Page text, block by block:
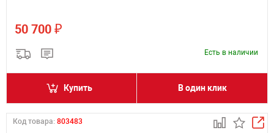
50 700 ₽
Есть в наличии
Купить В один клик
Код товара: 803483